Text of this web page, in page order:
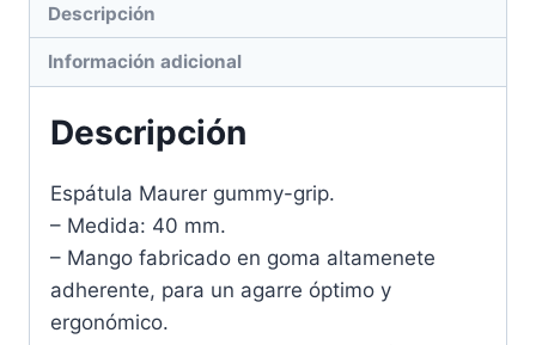
Descripción
Información adicional
Descripción
Espátula Maurer gummy-grip.
– Medida: 40 mm.
– Mango fabricado en goma altamenete
adherente, para un agarre óptimo y
ergonómico.